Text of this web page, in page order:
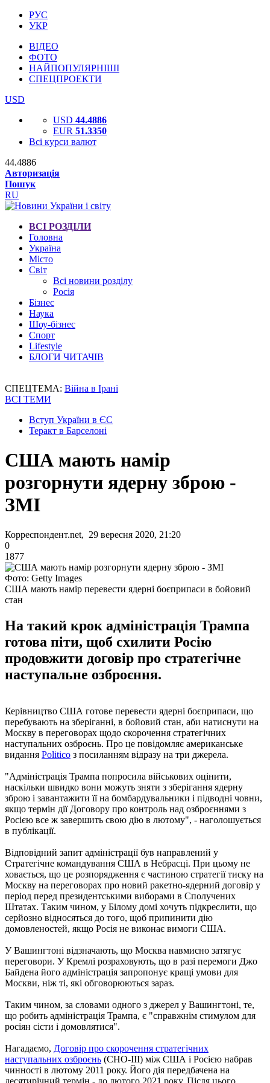
РУС
УКР
ВІДЕО
ФОТО
НАЙПОПУЛЯРНІШІ
СПЕЦПРОЕКТИ
USD
USD 44.4886
EUR 51.3350
Всі курси валют
44.4886
Авторизація
Пошук
RU
ВСІ РОЗДІЛИ
Головна
Україна
Місто
Світ
Всі новини розділу
Росія
Бізнес
Наука
Шоу-бізнес
Спорт
Lifestyle
БЛОГИ ЧИТАЧІВ
СПЕЦТЕМА: Війна в Ірані
ВСІ ТЕМИ
Вступ України в ЄС
Теракт в Барселоні
США мають намір
розгорнути ядерну зброю -
ЗМІ
Корреспондент.net, 29 вересня 2020, 21:20
0
1877
Фото: Getty Images
США мають намір перевести ядерні боєприпаси в бойовий
стан
На такий крок адміністрація Трампа
готова піти, щоб схилити Росію
продовжити договір про стратегічне
наступальне озброєння.
Керівництво США готове перевести ядерні боєприпаси, що
перебувають на зберіганні, в бойовий стан, аби натиснути на
Москву в переговорах щодо скорочення стратегічних
наступальних озброєнь. Про це повідомляє американське
видання Politico з посиланням відразу на три джерела.
"Адміністрація Трампа попросила військових оцінити,
наскільки швидко вони можуть зняти з зберігання ядерну
зброю і завантажити її на бомбардувальники і підводні човни,
якщо термін дії Договору про контроль над озброєннями з
Росією все ж завершить свою дію в лютому", - наголошується
в публікації.
Відповідний запит адміністрації був направлений у
Стратегічне командування США в Небрасці. При цьому не
ховається, що це розпорядження є частиною стратегії тиску на
Москву на переговорах про новий ракетно-ядерний договір у
період перед президентськими виборами в Сполучених
Штатах. Таким чином, у Білому домі хочуть підкреслити, що
серйозно відносяться до того, щоб припинити дію
домовленостей, якщо Росія не виконає вимоги США.
У Вашингтоні відзначають, що Москва навмисно затягує
переговори. У Кремлі розраховують, що в разі перемоги Джо
Байдена його адміністрація запропонує кращі умови для
Москви, ніж ті, які обговорюються зараз.
Таким чином, за словами одного з джерел у Вашингтоні, те,
що робить адміністрація Трампа, є "справжнім стимулом для
росіян сісти і домовлятися".
Нагадаємо, Договір про скорочення стратегічних
наступальних озброєнь (СНО-III) між США і Росією набрав
чинності в лютому 2011 року. Його дія передбачена на
десятирічний термін - до лютого 2021 року. Після цього